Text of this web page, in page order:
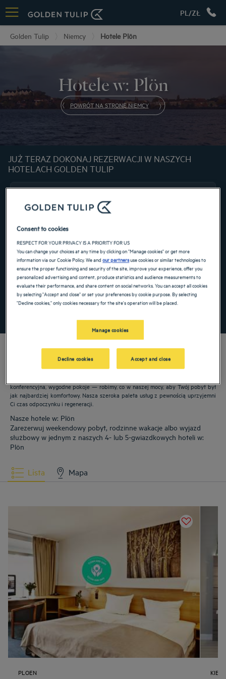
PL/ZŁ
Golden Tulip Niemcy Hotele Plön
Hotele w: Plön
POWRÓT NA STRONĘ NIEMCY
JUŻ TERAZ DOKONAJ REZERWACJI W NASZYCH
HOTELACH GOLDEN TULIP
Navigate forward to interact with the calendar and select a date. Press the
Navigate backward to interact with the
Dodaj specjalny kod
konferencyjna, wygodne pokoje — robimy, co w naszej mocy, aby Twój pobyt był
jak najbardziej komfortowy. Nasza szeroka paleta usług z pewnością uprzyjemni
Ci czas odpoczynku i regeneracji.
Nasze hotele w: Plön
Zarezerwuj weekendowy pobyt, rodzinne wakacje albo wyjazd
służbowy w jednym z naszych 4- lub 5-gwiazdkowych hoteli w:
Plön
Lista Mapa
PLOEN
KIEL
Consent to cookies
RESPECT FOR YOUR PRIVACY IS A PRIORITY FOR US
You can change your choices at any time by clicking on "Manage cookies" or get more
information via our Cookie Policy. We andour partnersuse cookies or similar technologies to
ensure the proper functioning and security of the site, improve your experience, offer you
personalized advertising and content, produce statistics and audience measurements to
evaluate their performance, and share content on social networks. You can accept all cookies
by selecting "Accept and close" or set your preferences by cookie purpose. By selecting
"Decline cookies," only cookies necessary for the site's operation will be placed.
Manage cookies
Decline cookies Accept and close